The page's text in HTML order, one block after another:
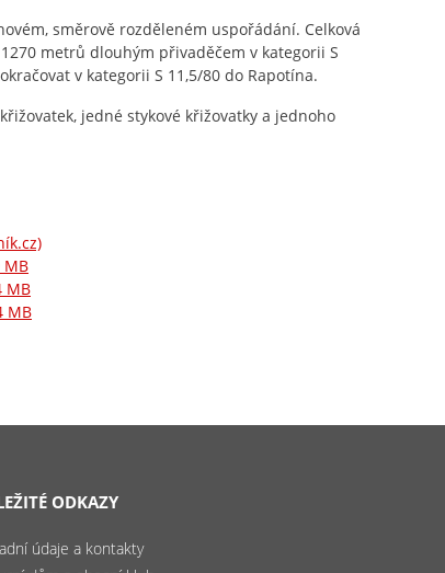
směrově rozděleném uspořádání. Celková
metrů dlouhým přivaděčem v kategorii S
v kategorii S 11,5/80 do Rapotína.
jedné stykové křižovatky a jednoho
MB
MB
MB
ODKAZY
údaje a kontakty